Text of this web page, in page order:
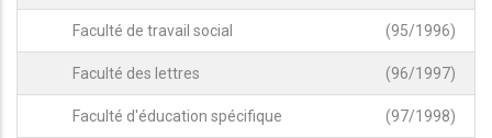
Faculté de travail social (95/1996)
Faculté des lettres (96/1997)
Faculté d'éducation spécifique (97/1998)